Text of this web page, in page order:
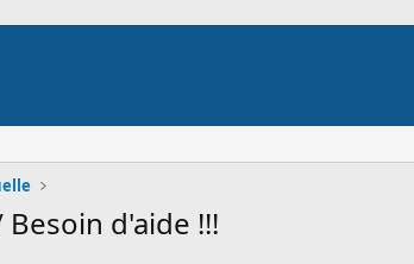
d'aide !!!